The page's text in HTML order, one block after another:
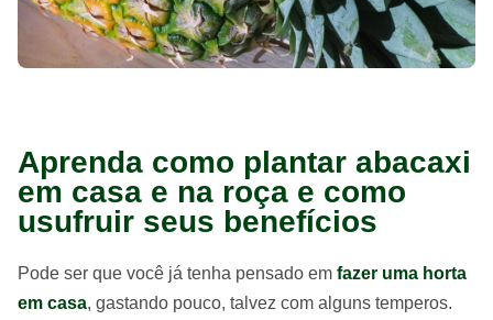
Aprenda como plantar abacaxi
em casa e na roça e como
usufruir seus benefícios
Pode ser que você já tenha pensado em fazer uma horta
em casa, gastando pouco, talvez com alguns temperos.